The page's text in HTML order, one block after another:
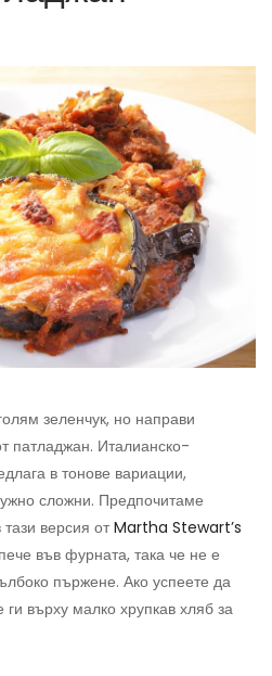
зеленчук, но направи
патладжан. Италианско-
в тонове вариации,
сложни. Предпочитаме
версия отMartha Stewart’s
във фурната, така че не е
пържене. Ако успеете да
върху малко хрупкав хляб за